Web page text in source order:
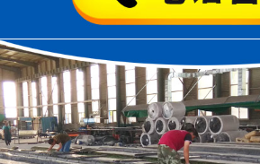
板式橡胶伸缩缝 C型